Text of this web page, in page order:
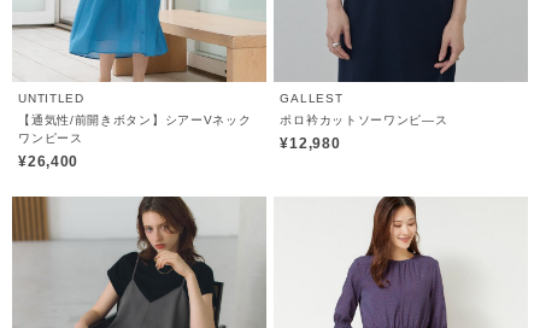
UNTITLED
【通気性/前開きボタン】シアーVネック
ワンピース
¥26,400
GALLEST
ポロ衿カットソーワンピ―ス
¥12,980